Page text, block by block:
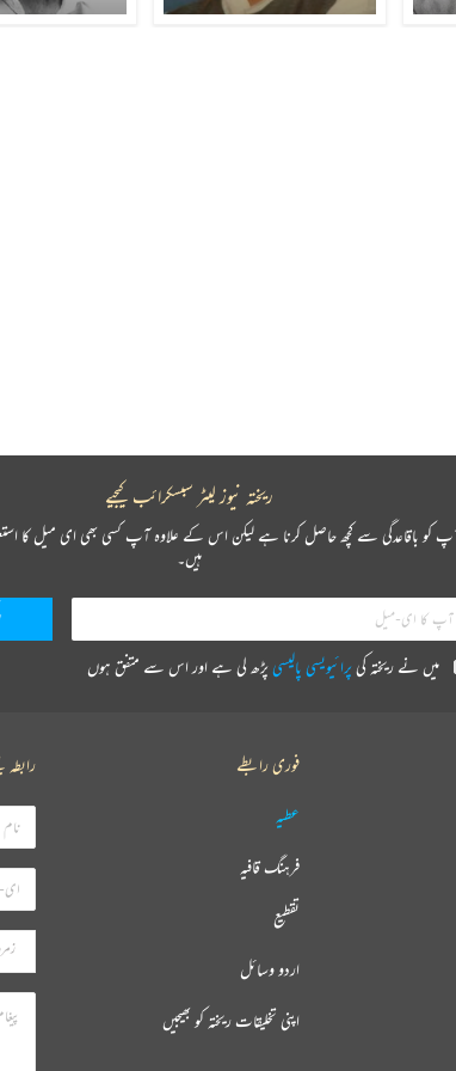
ریختہ نیوز لیٹر سبسکرائب کیجیے
کو باقاعدگی سے کچھ حاصل کرنا ہے لیکن اس کے علاوہ آپ کسی بھی ای میل کا
ہیں۔
میں نے ریختہ کی پرائیویسی پالیسی پڑھ لی ہے اور اس سے متفق ہوں
فوری رابطے
عطیہ
فرہنگ قافیہ
تقطیع
اردو وسائل
اپنی تخلیقات ریختہ کو بھیجیں
رابطہ